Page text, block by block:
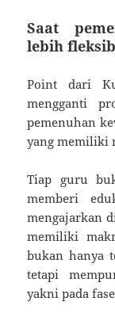
Saat
lebih
Point dari
mengganti
pemenuhan
yang memiliki
Tiap guru
memberi
mengajarkan
memiliki
bukan hanya
tetapi
yakni pada